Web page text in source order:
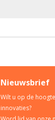
Nieuwsbrief
Wilt u op de
innovaties?